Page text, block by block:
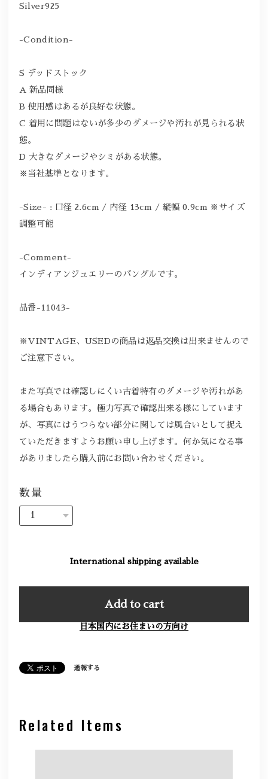
Silver925
-Condition-
S デッドストック
A 新品同様
B 使用感はあるが良好な状態。
C 着用に問題はないが多少のダメージや汚れが見られる状
態。
D 大きなダメージやシミがある状態。
※当社基準となります。
-Size- : 口径 2.6cm / 内径 13cm / 縦幅 0.9cm ※サイズ
調整可能
-Comment-
インディアンジュエリーのバングルです。
品番-11043-
※VINTAGE、USEDの商品は返品交換は出来ませんので
ご注意下さい。
また写真では確認しにくい古着特有のダメージや汚れがあ
る場合もあります。極力写真で確認出来る様にしています
が、写真にはうつらない部分に関しては風合いとして捉え
ていただきますようお願い申し上げます。何か気になる事
がありましたら購入前にお問い合わせください。
数量
International shipping available
Add to cart
日本国内にお住まいの方向け
通報する
Related Items